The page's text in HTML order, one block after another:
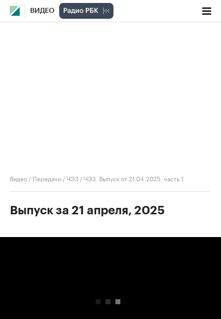
ВИДЕО
Видео / Передачи /ЧЭЗ /ЧЭЗ. Выпуск от 21.04.2025, часть 1
Выпуск за 21 апреля, 2025